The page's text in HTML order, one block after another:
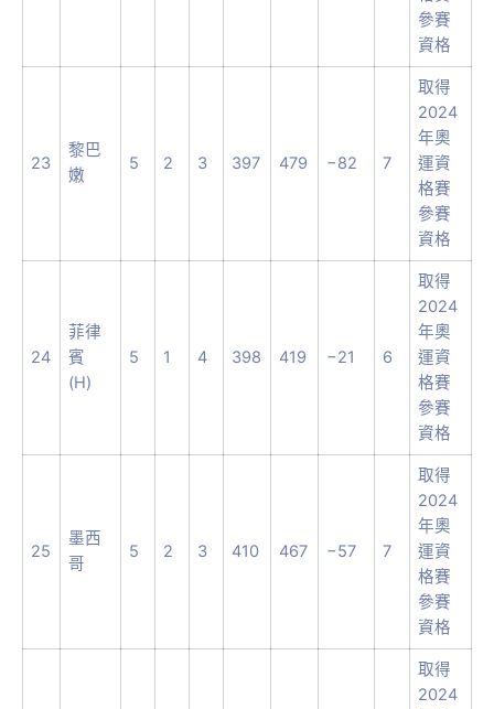
參賽
資格
23
黎巴
嫩
5 2 3 397 479 −82 7
取得
2024
年奧
運資
格賽
參賽
資格
24
菲律
賓
(H)
5 1 4 398 419 −21 6
取得
2024
年奧
運資
格賽
參賽
資格
25
墨西
哥
5 2 3 410 467 −57 7
取得
2024
年奧
運資
格賽
參賽
資格
取得
2024